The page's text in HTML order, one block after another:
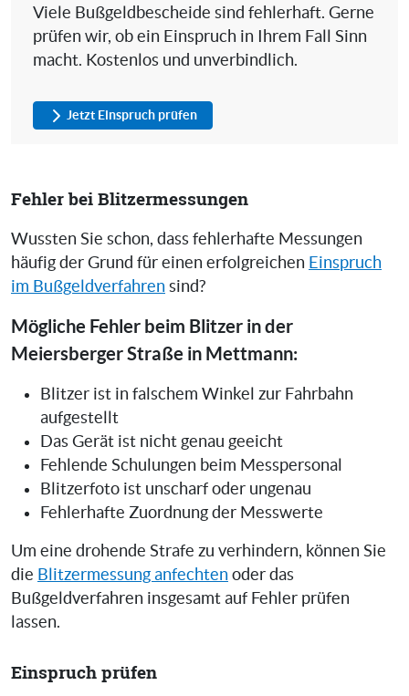
Viele Bußgeldbescheide sind fehlerhaft. Gerne
prüfen wir, ob ein Einspruch in Ihrem Fall Sinn
macht. Kostenlos und unverbindlich.
Jetzt Einspruch prüfen
Fehler bei Blitzermessungen
Wussten Sie schon, dass fehlerhafte Messungen
häufig der Grund für einen erfolgreichen Einspruch
im Bußgeldverfahren sind?
Mögliche Fehler beim Blitzer in der
Meiersberger Straße in Mettmann:
Blitzer ist in falschem Winkel zur Fahrbahn
aufgestellt
Das Gerät ist nicht genau geeicht
Fehlende Schulungen beim Messpersonal
Blitzerfoto ist unscharf oder ungenau
Fehlerhafte Zuordnung der Messwerte
Um eine drohende Strafe zu verhindern, können Sie
die Blitzermessung anfechten oder das
Bußgeldverfahren insgesamt auf Fehler prüfen
lassen.
Einspruch prüfen